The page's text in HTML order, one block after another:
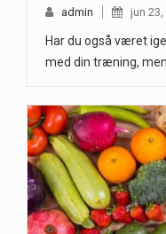
admin jun 23,
Har du også været
med din træning,